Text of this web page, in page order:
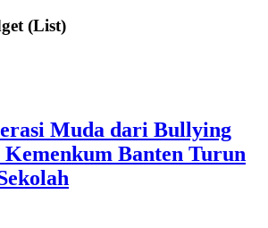
(List)
Muda dari Bullying
Kemenkum Banten Turun